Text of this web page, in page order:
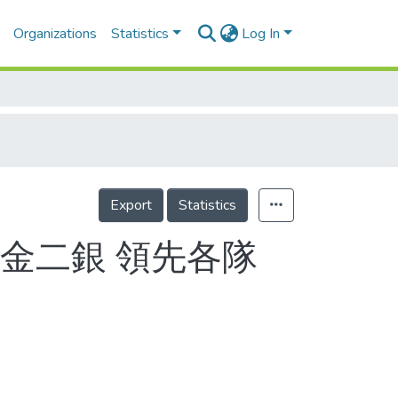
Organizations Statistics Log In
Export Statistics
二銀 領先各隊